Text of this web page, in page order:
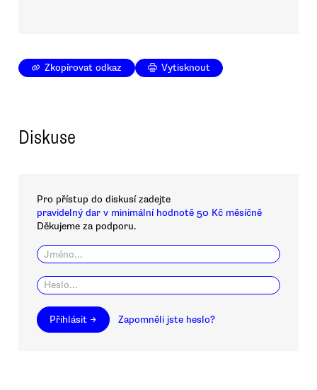
Zkopírovat odkaz Vytisknout
Diskuse
Pro přístup do diskusí zadejte
pravidelný dar v minimální hodnotě 50 Kč měsíčně
Děkujeme za podporu.
Přihlásit → Zapomněli jste heslo?